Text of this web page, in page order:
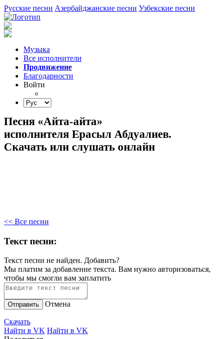
Русские песни Азербайджанские песни Узбекские песни
Музыка
Все исполнители
Продвижение
Благодарности
Войти
Песня «Айта-айта»
исполнителя Ерасыл Абдуалиев.
Скачать или слушать онлайн
<< Все песни
Текст песни:
Текст песни не найден. Добавить?
Мы платим за добавление текста. Вам нужно авторизоваться,
чтобы мы смогли вам заплатить
Отправить Отмена
Скачать
Найти в VK Найти в VK